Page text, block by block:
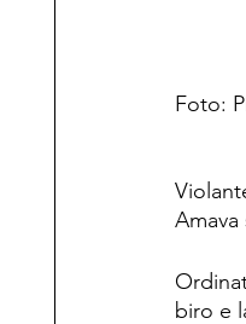
Foto:
biro e